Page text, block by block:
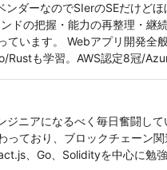
ダーなのでSIerのSEだけどほ
ドの把握・能力の再整理・継
ています。 Webアプリ開発全
も学習。AWS認定8冠/
ニアになるべく毎日奮闘して
っており、ブロックチェーン
、Go、Solidityを中心に勉